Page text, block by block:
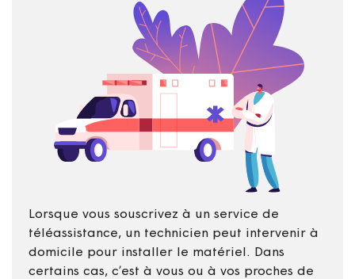
Lorsque vous souscrivez à un service de
téléassistance, un technicien peut intervenir à
domicile pour installer le matériel. Dans
certains cas, c’est à vous ou à vos proches de